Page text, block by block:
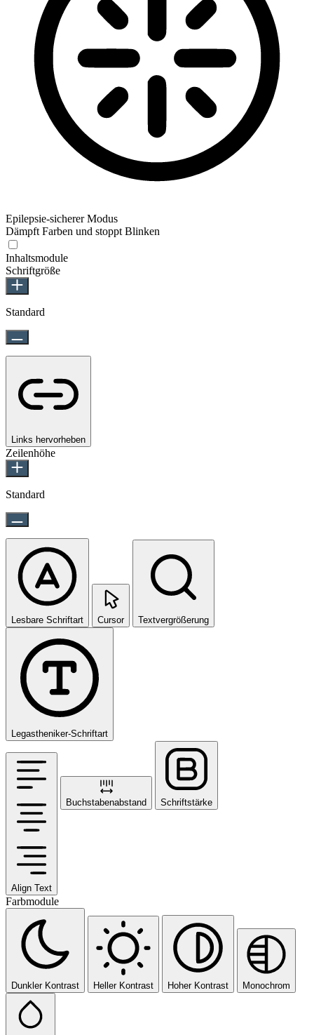
Epilepsie-sicherer Modus
Dämpft Farben und stoppt Blinken
Inhaltsmodule
Schriftgröße
Standard
Links hervorheben
Zeilenhöhe
Standard
Lesbare Schriftart Cursor Textvergrößerung
Legastheniker-Schriftart
Align Text
Buchstabenabstand Schriftstärke
Farbmodule
Dunkler Kontrast Heller Kontrast Hoher Kontrast Monochrom